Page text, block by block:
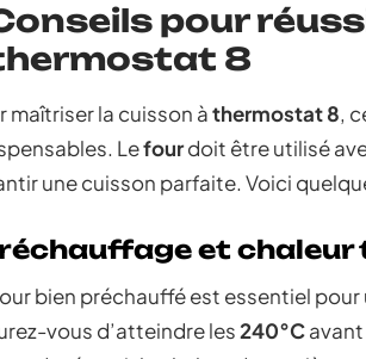
pour
8
maîtriser la cuisson àthermostat 8,
Lefourdoit être utilisé
une cuisson parfaite. Voici
et
bien préchauffé est essentiel
vous d’atteindre les240°C